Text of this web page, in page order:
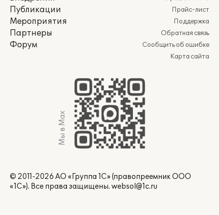
Публикации
Мероприятия
Партнеры
Форум
Прайс-лист
Поддержка
Обратная связь
Сообщить об ошибке
Карта сайта
Мы в Max
© 2011-2026 АО «Группа 1С» (правопреемник ООО
«1С»). Все права защищены. websol@1c.ru